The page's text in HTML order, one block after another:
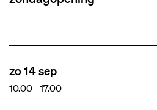
zo 14 sep
10.00-17.00